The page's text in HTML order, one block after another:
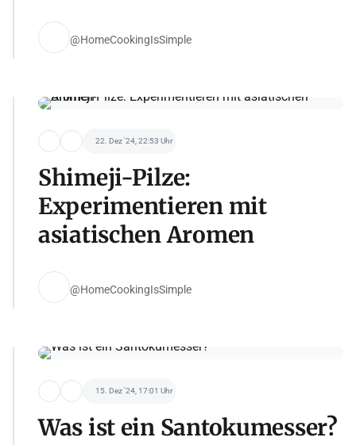
@HomeCookingIsSimple
22. Dez '24, 22:53 Uhr
Shimeji-Pilze:
Experimentieren mit
asiatischen Aromen
@HomeCookingIsSimple
15. Dez '24, 17:01 Uhr
Was ist ein Santokumesser?